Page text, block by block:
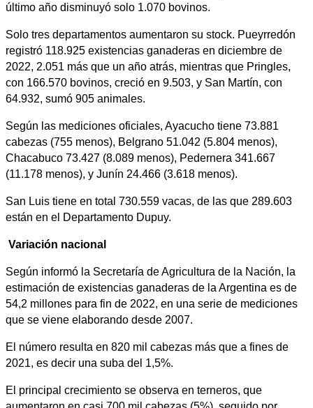
último año disminuyó solo 1.070 bovinos.
Solo tres departamentos aumentaron su stock. Pueyrredón
registró 118.925 existencias ganaderas en diciembre de
2022, 2.051 más que un año atrás, mientras que Pringles,
con 166.570 bovinos, creció en 9.503, y San Martín, con
64.932, sumó 905 animales.
Según las mediciones oficiales, Ayacucho tiene 73.881
cabezas (755 menos), Belgrano 51.042 (5.804 menos),
Chacabuco 73.427 (8.089 menos), Pedernera 341.667
(11.178 menos), y Junín 24.466 (3.618 menos).
San Luis tiene en total 730.559 vacas, de las que 289.603
están en el Departamento Dupuy.
Variación nacional
Según informó la Secretaría de Agricultura de la Nación, la
estimación de existencias ganaderas de la Argentina es de
54,2 millones para fin de 2022, en una serie de mediciones
que se viene elaborando desde 2007.
El número resulta en 820 mil cabezas más que a fines de
2021, es decir una suba del 1,5%.
El principal crecimiento se observa en terneros, que